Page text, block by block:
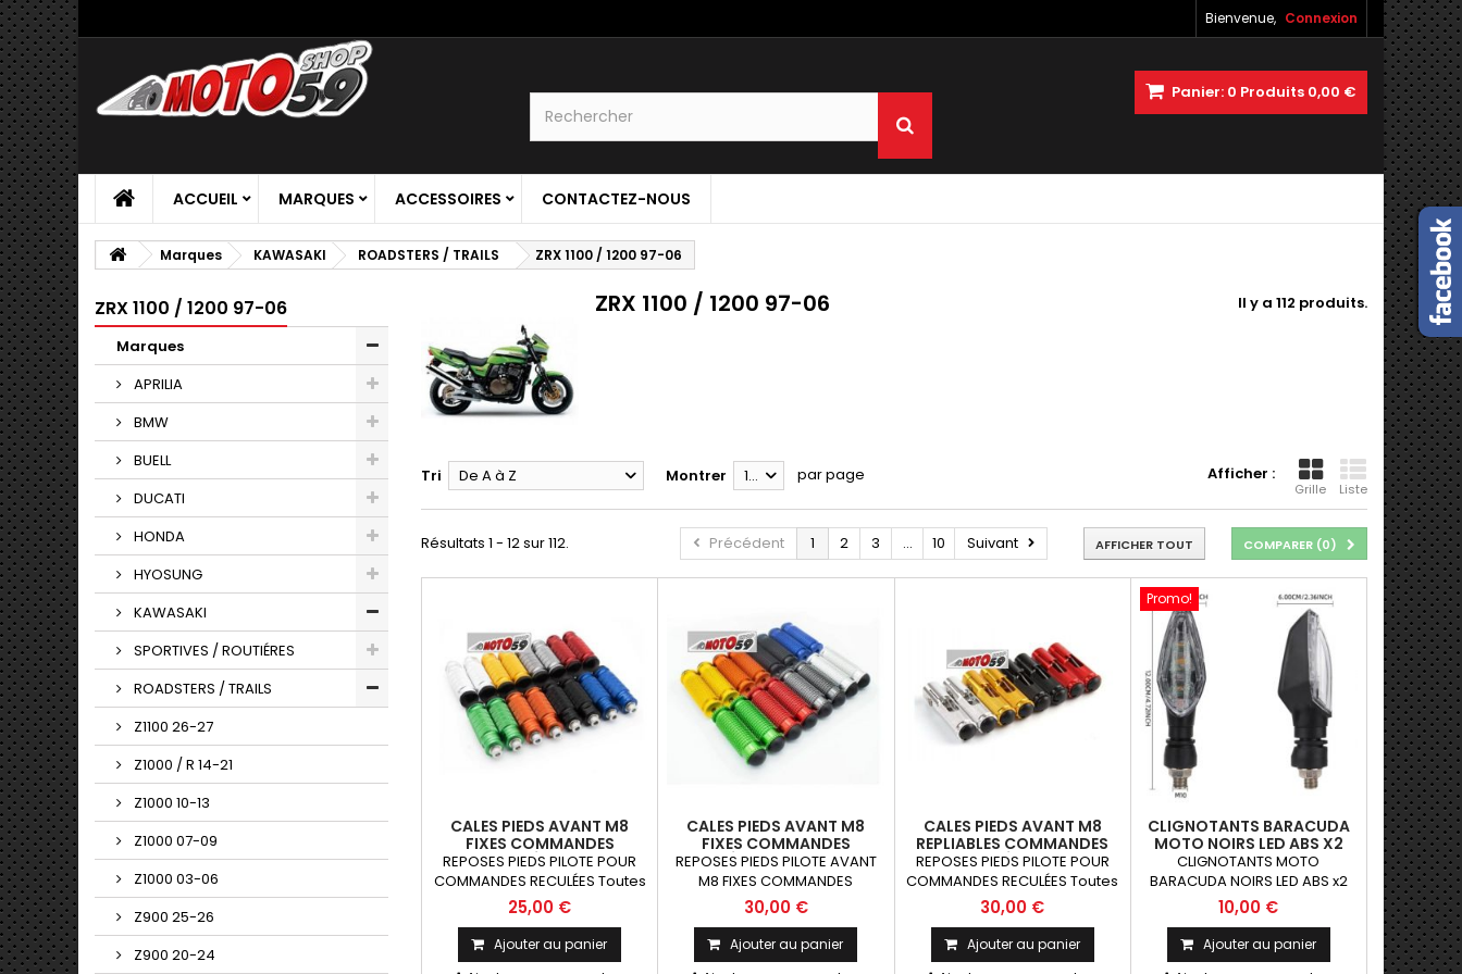
Bienvenue, Connexion
Panier: 0 Produits 0,00 €
ACCUEIL MARQUES ACCESSOIRES CONTACTEZ-NOUS
Marques KAWASAKI ROADSTERS / TRAILS ZRX 1100 / 1200 97-06
ZRX 1100 / 1200 97-06
Marques
APRILIA
BMW
BUELL
DUCATI
HONDA
HYOSUNG
KAWASAKI
SPORTIVES / ROUTIÉRES
ROADSTERS / TRAILS
Z1100 26-27
Z1000 / R 14-21
Z1000 10-13
Z1000 07-09
Z1000 03-06
Z900 25-26
Z900 20-24
ZRX 1100 / 1200 97-06 Il y a 112 produits.
Afficher :
Grille Liste
Tri De A à Z Montrer 12 par page
COMPARER (0)
Précédent 1 2 3 ... 10 Suivant AFFICHER TOUT
Résultats 1 - 12 sur 112.
CALES PIEDS AVANT M8
FIXES COMMANDES
RECULÉES 8MM
REPOSES PIEDS PILOTE POUR
COMMANDES RECULÉES Toutes
motos de piste ayant des
commandes reculées La Paire
25,00 €
Ajouter au panier
CALES PIEDS AVANT M8
FIXES COMMANDES
RECULÉES FULL GRIP 8MM
REPOSES PIEDS PILOTE AVANT
M8 FIXES COMMANDES
RECULÉES FULL GRIP 8mm La
Paire
30,00 €
Ajouter au panier
CALES PIEDS AVANT M8
REPLIABLES COMMANDES
RECULÉES 8MM
REPOSES PIEDS PILOTE POUR
COMMANDES RECULÉES Toutes
motos de piste ayant des
commandes reculées 8mm La
Paire
30,00 €
Ajouter au panier
Promo!
CLIGNOTANTS BARACUDA
MOTO NOIRS LED ABS X2
CLIGNOTANTS MOTO
BARACUDA NOIRS LED ABS x2
Paire de clignotants universels
qui peuvent être adaptables
sur toutes motos ou scooters
10,00 €
Ajouter au panier